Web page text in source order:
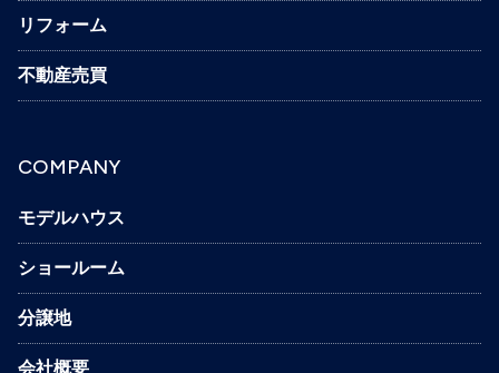
リフォーム
不動産売買
COMPANY
モデルハウス
ショールーム
分譲地
会社概要